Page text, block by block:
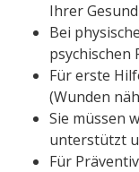
Ihrer
Bei
psychischen
Für erste
(Wunden
Sie müssen
unterstützt
Für